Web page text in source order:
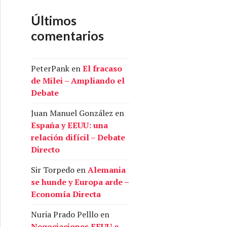
Últimos
comentarios
PeterPank enEl fracaso
de Milei – Ampliando el
Debate
Juan Manuel González en
España y EEUU: una
relación difícil – Debate
Directo
Sir Torpedo enAlemania
se hunde y Europa arde –
Economía Directa
Nuria Prado Pelllo en